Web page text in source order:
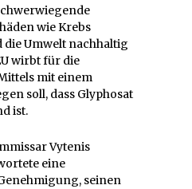
wie Krebs
Umwelt nachhaltig
wirbt für die
mit einem
soll, dass Glyphosat
ist.
Vytenis
eine
seinen